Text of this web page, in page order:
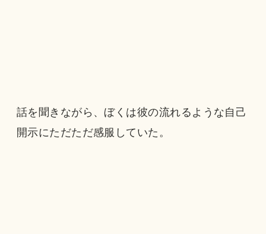
話を聞きながら、ぼくは彼の流れるような自己
開示にただただ感服していた。